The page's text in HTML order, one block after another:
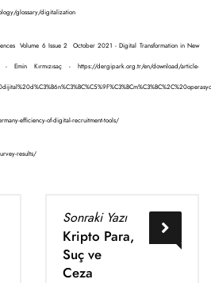
glossary/digitalization
Volume 6 Issue 2 October 2021 - Digital Transformation in New
Emin Kırmızısaç - https://dergipark.org.tr/en/download/article-
efficiency-of-digital-recruitment-tools/
results/
Sonraki Yazı
Kripto Para,
Suç ve
Ceza